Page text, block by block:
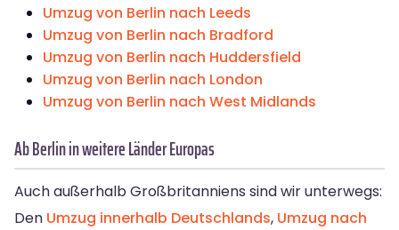
Umzug von Berlin nach Leeds
Umzug von Berlin nach Bradford
Umzug von Berlin nach Huddersfield
Umzug von Berlin nach London
Umzug von Berlin nach West Midlands
Ab Berlin in weitere Länder Europas
Auch außerhalb Großbritanniens sind wir unterwegs:
Den Umzug innerhalb Deutschlands, Umzug nach